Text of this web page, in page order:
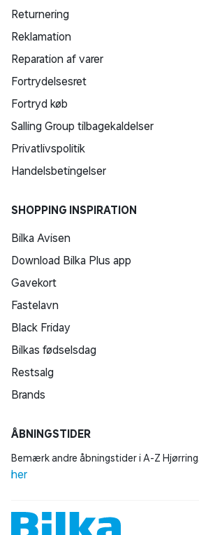
Returnering
Reklamation
Reparation af varer
Fortrydelsesret
Fortryd køb
Salling Group tilbagekaldelser
Privatlivspolitik
Handelsbetingelser
SHOPPING INSPIRATION
Bilka Avisen
Download Bilka Plus app
Gavekort
Fastelavn
Black Friday
Bilkas fødselsdag
Restsalg
Brands
ÅBNINGSTIDER
Bemærk andre åbningstider i A-Z
her